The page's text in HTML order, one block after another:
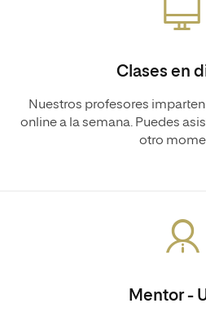
Clases en
Nuestros profesores
online a la semana. Puedes
otro
Mentor -